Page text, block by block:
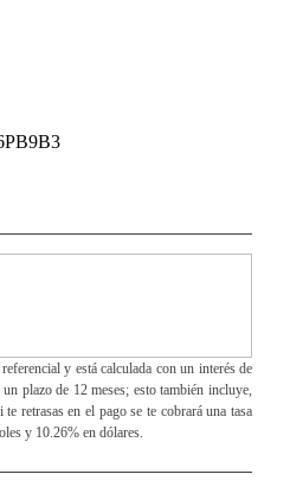
y está calculada con un interés de
plazo de 12 meses; esto también incluye,
retrasas en el pago se te cobrará una tasa
y 10.26% en dólares.